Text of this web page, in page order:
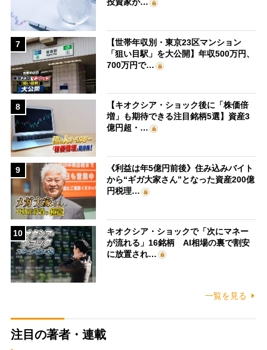
投資家が…
7
【世帯年収別・東京23区マンション
「狙い目駅」を大公開】年収500万円、
700万円で…
8
【キオクシア・ショック後に「株価倍
増」も期待できる注目銘柄5選】資産3
億円超・…
9
《利益は年5億円前後》住み込みバイト
から“ギガ大家さん”となった資産200億
円税理…
10
キオクシア・ショックで「次にマネー
が流れる」16銘柄 AI相場の裏で割安
に放置され…
一覧を見る
注目の著者・連載